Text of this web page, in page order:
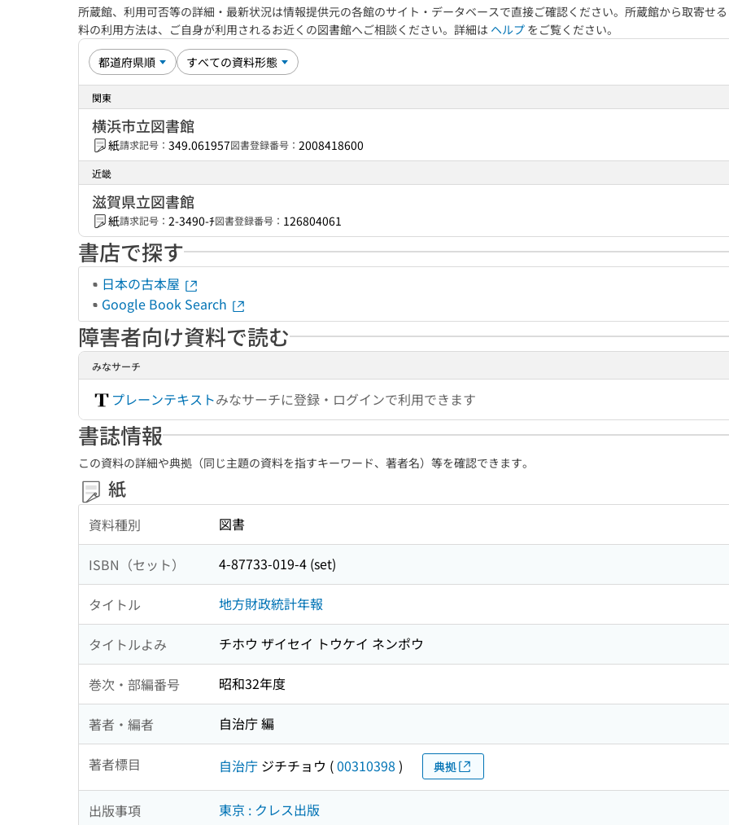
所蔵館、利用可否等の詳細・最新状況は情報提供元の各館のサイト・データベースで直接ご確認ください。所蔵館から取寄せ
料の利用方法は、ご自身が利用されるお近くの図書館へご相談ください。詳細は ヘルプ をご覧ください。
関東
横浜市立図書館
紙請求記号： 349.061957図書登録番号： 2008418600
近畿
滋賀県立図書館
紙請求記号： 2-3490-ﾁ図書登録番号： 126804061
書店で探す
日本の古本屋
Google Book Search
障害者向け資料で読む
みなサーチ
プレーンテキストみなサーチに登録・ログインで利用できます
書誌情報
この資料の詳細や典拠（同じ主題の資料を指すキーワード、著者名）等を確認できます。
紙
資料種別 図書
ISBN（セット） 4-87733-019-4 (set)
タイトル 地方財政統計年報
タイトルよみ チホウ ザイセイ トウケイ ネンポウ
巻次・部編番号 昭和32年度
著者・編者 自治庁 編
著者標目 自治庁 ジチチョウ (00310398 ) 典拠
出版事項 東京 : クレス出版